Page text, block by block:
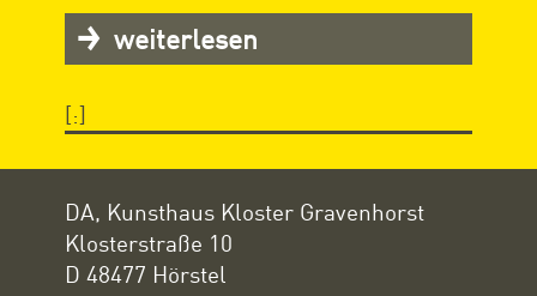
weiterlesen
[:]
DA, Kunsthaus Kloster Gravenhorst
Klosterstraße 10
D 48477 Hörstel